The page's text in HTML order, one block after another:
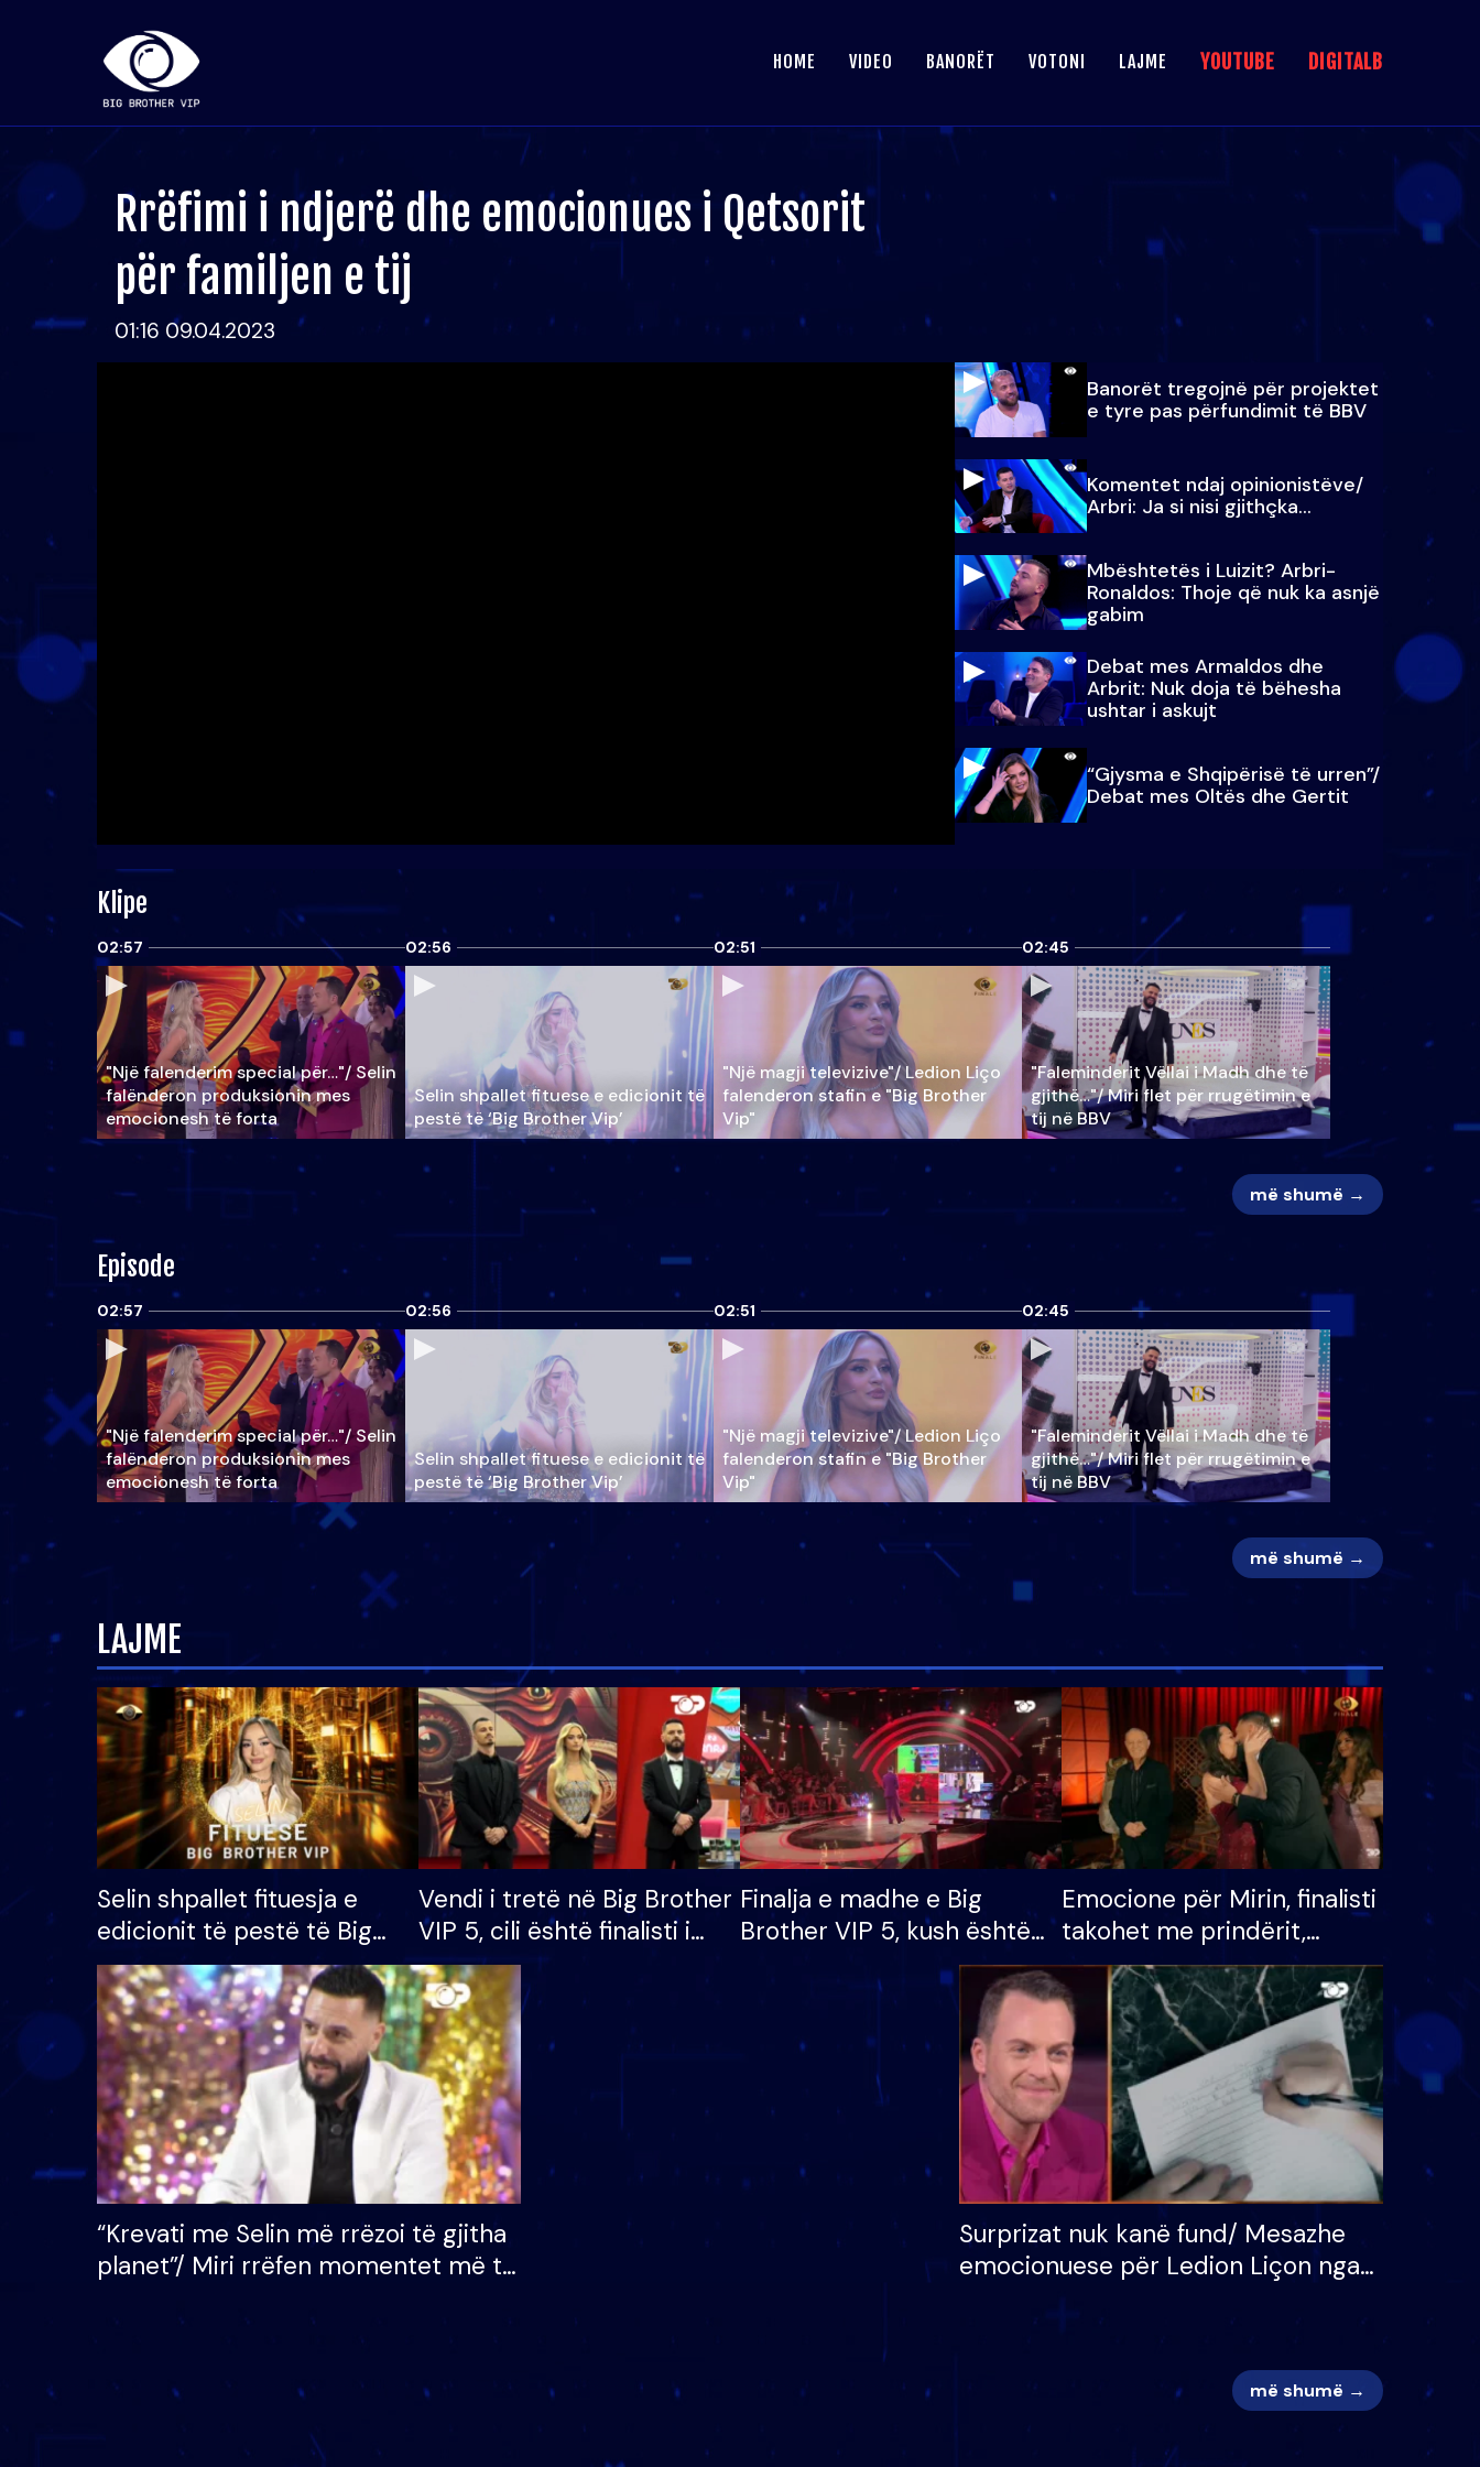
HOME VIDEO BANORËT VOTONI LAJME YOUTUBE DIGITALB
Rrëfimi i ndjerë dhe emocionues i Qetsorit
për familjen e tij
01:16 09.04.2023
Banorët tregojnë për projektet
e tyre pas përfundimit të BBV
Komentet ndaj opinionistëve/
Arbri: Ja si nisi gjithçka…
Mbështetës i Luizit? Arbri-
Ronaldos: Thoje që nuk ka asnjë
gabim
Debat mes Armaldos dhe
Arbrit: Nuk doja të bëhesha
ushtar i askujt
“Gjysma e Shqipërisë të urren”/
Debat mes Oltës dhe Gertit
Klipe
02:57
"Një falenderim special për…"/ Selin
falënderon produksionin mes
emocionesh të forta
02:56
Selin shpallet fituese e edicionit të
pestë të ‘Big Brother Vip’
02:51
"Një magji televizive"/ Ledion Liço
falenderon stafin e "Big Brother
Vip"
02:45
"Faleminderit Vëllai i Madh dhe të
gjithë…"/ Miri flet për rrugëtimin e
tij në BBV
më shumë →
Episode
02:57
"Një falenderim special për…"/ Selin
falënderon produksionin mes
emocionesh të forta
02:56
Selin shpallet fituese e edicionit të
pestë të ‘Big Brother Vip’
02:51
"Një magji televizive"/ Ledion Liço
falenderon stafin e "Big Brother
Vip"
02:45
"Faleminderit Vëllai i Madh dhe të
gjithë…"/ Miri flet për rrugëtimin e
tij në BBV
më shumë →
LAJME
Selin shpallet fituesja e
edicionit të pestë të Big
Brother VIP, rrëmben
çmimin e madh prej 100
mijë eurosh
Vendi i tretë në Big Brother
VIP 5, cili është finalisti i
radhës që lë shtëpinë
Finalja e madhe e Big
Brother VIP 5, kush është
banori i parë që lë shtëpinë
dhe humb mundësinë për
të fituar çmimin e madh
Emocione për Mirin, finalisti
takohet me prindërit,
vajzën dhe bashkëshorten:
S’kemi ndonjë letër divorci
apo jo?
“Krevati me Selin më rrëzoi të gjitha
planet”/ Miri rrëfen momentet më të
mungojë zilja e mëngjesit kur…
Surprizat nuk kanë fund/ Mesazhe
emocionuese për Ledion Liçon nga
më shumë →